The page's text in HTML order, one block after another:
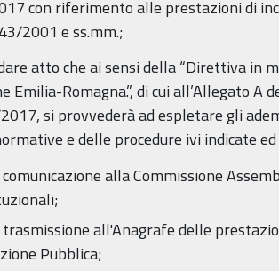
con riferimento alle prestazioni di
2001 e ss.mm.;
atto che ai sensi della “Direttiva in
Emilia-Romagna.”, di cui all’Allegato
si provvederà ad espletare gli
e delle procedure ivi indicate
alla Commissione
all'Anagrafe delle
Pubblica;